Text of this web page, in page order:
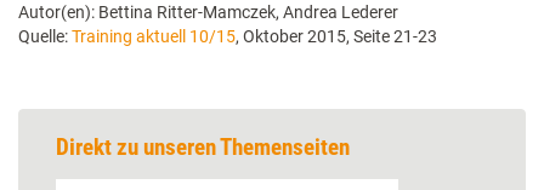
Autor(en): Bettina Ritter-Mamczek, Andrea Lederer
Quelle:Training aktuell 10/15, Oktober 2015, Seite 21-23
Direkt zu unseren Themenseiten